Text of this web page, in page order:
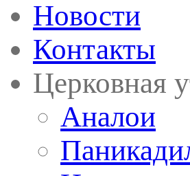
Новости
Контакты
Церковная
Аналои